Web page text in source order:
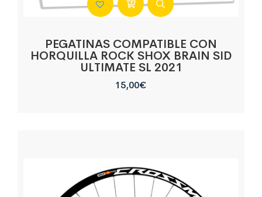
PEGATINAS COMPATIBLE CON
HORQUILLA ROCK SHOX BRAIN SID
ULTIMATE SL 2021
15,00€